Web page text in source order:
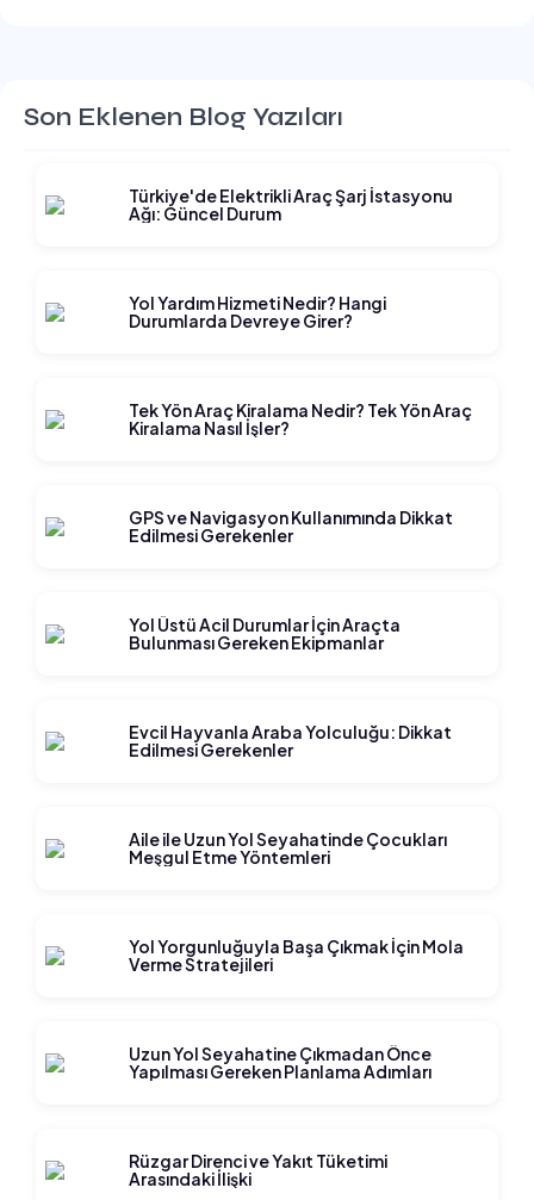
Son Eklenen Blog Yazıları
Türkiye'de Elektrikli Araç Şarj İstasyonu
Ağı: Güncel Durum
Yol Yardım Hizmeti Nedir? Hangi
Durumlarda Devreye Girer?
Tek Yön Araç Kiralama Nedir? Tek Yön Araç
Kiralama Nasıl İşler?
GPS ve Navigasyon Kullanımında Dikkat
Edilmesi Gerekenler
Yol Üstü Acil Durumlar İçin Araçta
Bulunması Gereken Ekipmanlar
Evcil Hayvanla Araba Yolculuğu: Dikkat
Edilmesi Gerekenler
Aile ile Uzun Yol Seyahatinde Çocukları
Meşgul Etme Yöntemleri
Yol Yorgunluğuyla Başa Çıkmak İçin Mola
Verme Stratejileri
Uzun Yol Seyahatine Çıkmadan Önce
Yapılması Gereken Planlama Adımları
Rüzgar Direnci ve Yakıt Tüketimi
Arasındaki İlişki